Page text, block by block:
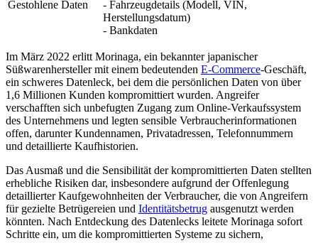
Gestohlene Daten
- Fahrzeugdetails (Modell, VIN,
Herstellungsdatum)
- Bankdaten
Im März 2022 erlitt Morinaga, ein bekannter japanischer
Süßwarenhersteller mit einem bedeutenden E-Commerce-Geschäft,
ein schweres Datenleck, bei dem die persönlichen Daten von über
1,6 Millionen Kunden kompromittiert wurden. Angreifer
verschafften sich unbefugten Zugang zum Online-Verkaufssystem
des Unternehmens und legten sensible Verbraucherinformationen
offen, darunter Kundennamen, Privatadressen, Telefonnummern
und detaillierte Kaufhistorien.
Das Ausmaß und die Sensibilität der kompromittierten Daten stellten
erhebliche Risiken dar, insbesondere aufgrund der Offenlegung
detaillierter Kaufgewohnheiten der Verbraucher, die von Angreifern
für gezielte Betrügereien und Identitätsbetrug ausgenutzt werden
könnten. Nach Entdeckung des Datenlecks leitete Morinaga sofort
Schritte ein, um die kompromittierten Systeme zu sichern,